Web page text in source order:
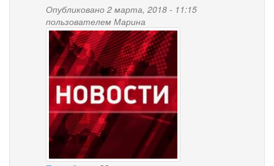
Опубликовано 2 марта, 2018 - 11:15
пользователем Марина
news-
palana.jpg